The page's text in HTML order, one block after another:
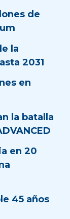
de
la
2031
en
la batalla
en 20
45 años